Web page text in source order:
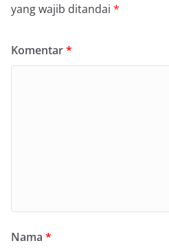
yang wajib ditandai *
Komentar*
Nama *